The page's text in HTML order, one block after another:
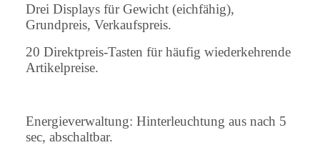
Drei Displays für Gewicht (eichfähig),
Grundpreis, Verkaufspreis.
20 Direktpreis-Tasten für häufig wiederkehrende
Artikelpreise.
Energieverwaltung: Hinterleuchtung aus nach 5
sec, abschaltbar.